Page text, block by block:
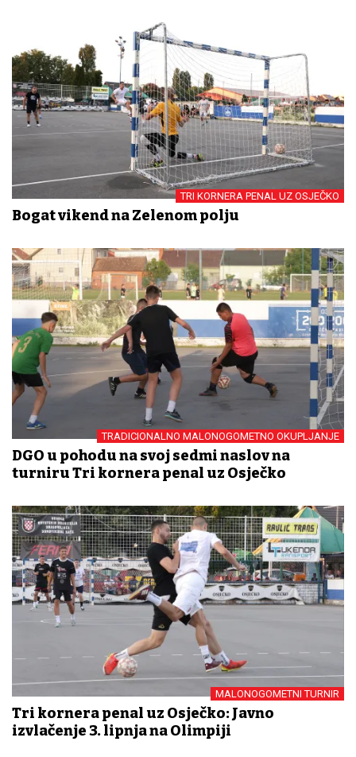
TRI KORNERA PENAL UZ OSJEČKO
Bogat vikend na Zelenom polju
TRADICIONALNO MALONOGOMETNO OKUPLJANJE
DGO u pohodu na svoj sedmi naslov na
turniru Tri kornera penal uz Osječko
MALONOGOMETNI TURNIR
Tri kornera penal uz Osječko: Javno
izvlačenje 3. lipnja na Olimpiji